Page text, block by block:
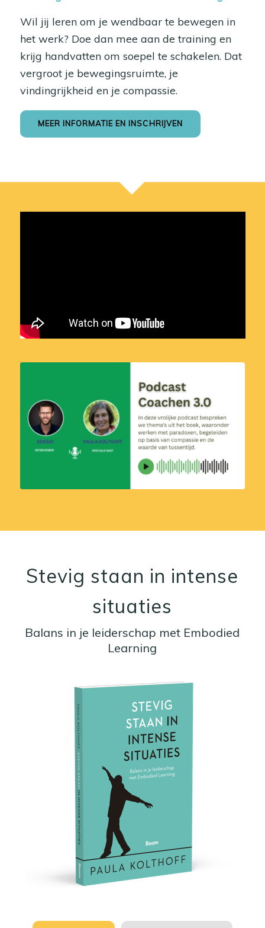
Wil jij leren om je wendbaar te bewegen in
het werk? Doe dan mee aan de training en
krijg handvatten om soepel te schakelen. Dat
vergroot je bewegingsruimte, je
vindingrijkheid en je compassie.
MEER INFORMATIE EN INSCHRIJVEN
Stevig staan in intense
situaties
Balans in je leiderschap met Embodied
Learning